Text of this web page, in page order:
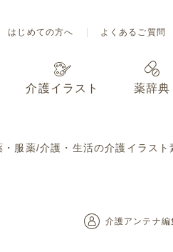
はじめての方へ よくあるご質問
介護イラスト 薬辞典
服薬/介護・生活の介護イラスト
介護アンテナ編